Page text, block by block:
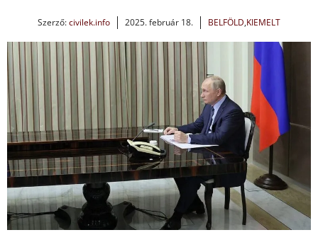
Szerző:civilek.info 2025. február 18. BELFÖLD,KIEMELT